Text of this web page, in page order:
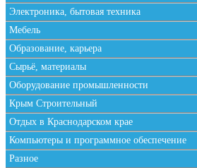
Электроника, бытовая техника
Мебель
Образование, карьера
Сырьё, материалы
Оборудование промышленности
Крым Строительный
Отдых в Краснодарском крае
Компьютеры и программное обеспечение
Разное